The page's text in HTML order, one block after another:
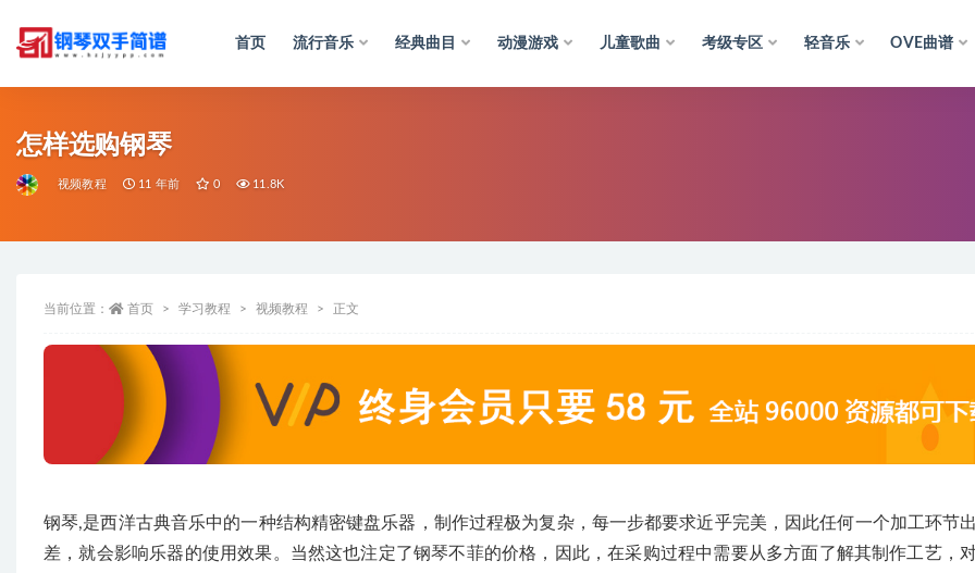
首页 流行音乐 经典曲目 动漫游戏 儿童歌曲 考级专区 轻音乐 OVE曲谱
怎样选购钢琴
视频教程 11 年前 0 11.8K
当前位置： 首页 学习教程 视频教程 正文
钢琴,是西洋古典音乐中的一种结构精密键盘乐器，制作过程极为复杂，每一步都要求近乎完美，因此任何一个加工环节
差，就会影响乐器的使用效果。当然这也注定了钢琴不菲的价格，因此，在采购过程中需要从多方面了解其制作工艺，